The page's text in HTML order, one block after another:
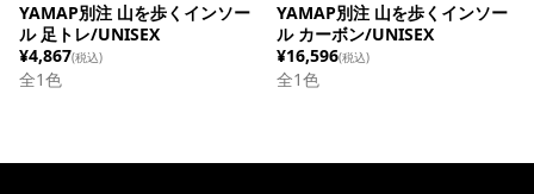
YAMAP別注 山を歩くインソー
ル 足トレ/UNISEX
¥4,867(税込)
全1色
YAMAP別注 山を歩くインソー
ル カーボン/UNISEX
¥16,596(税込)
全1色